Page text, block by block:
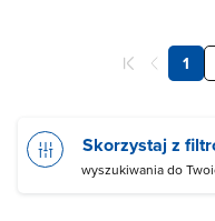
1
Skorzystaj z
wyszukiwania do